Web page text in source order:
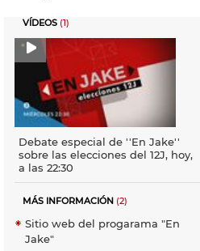
VÍDEOS (1)
Debate especial de ''En Jake''
sobre las elecciones del 12J, hoy,
a las 22:30
MÁS INFORMACIÓN (2)
Sitio web del progarama "En
Jake"